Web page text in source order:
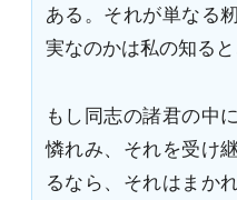
ある。それが単なる
実なのかは私の知ると
もし同志の諸君の中
憐れみ、それを受け
るなら、それはまか